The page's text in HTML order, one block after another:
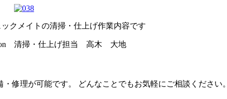
クメイトの清掃・仕上げ作業内容です
清掃・仕上げ担当 高木 大地
修理が可能です。 どんなことでもお気軽にご相談ください。